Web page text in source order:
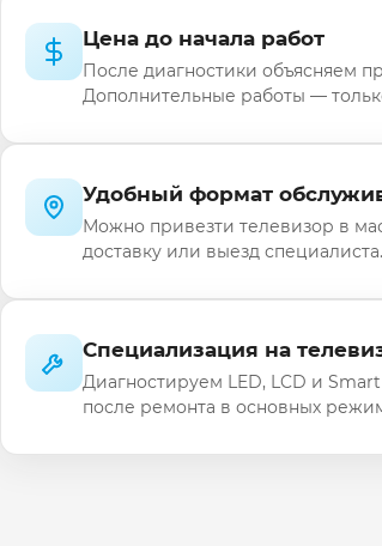
Цена до начала работ
После диагностики объясняем
Дополнительные работы —
Удобный формат
Можно привезти телевизор в
доставку или выезд специалиста.
Специализация на
Диагностируем LED, LCD и
после ремонта в основных